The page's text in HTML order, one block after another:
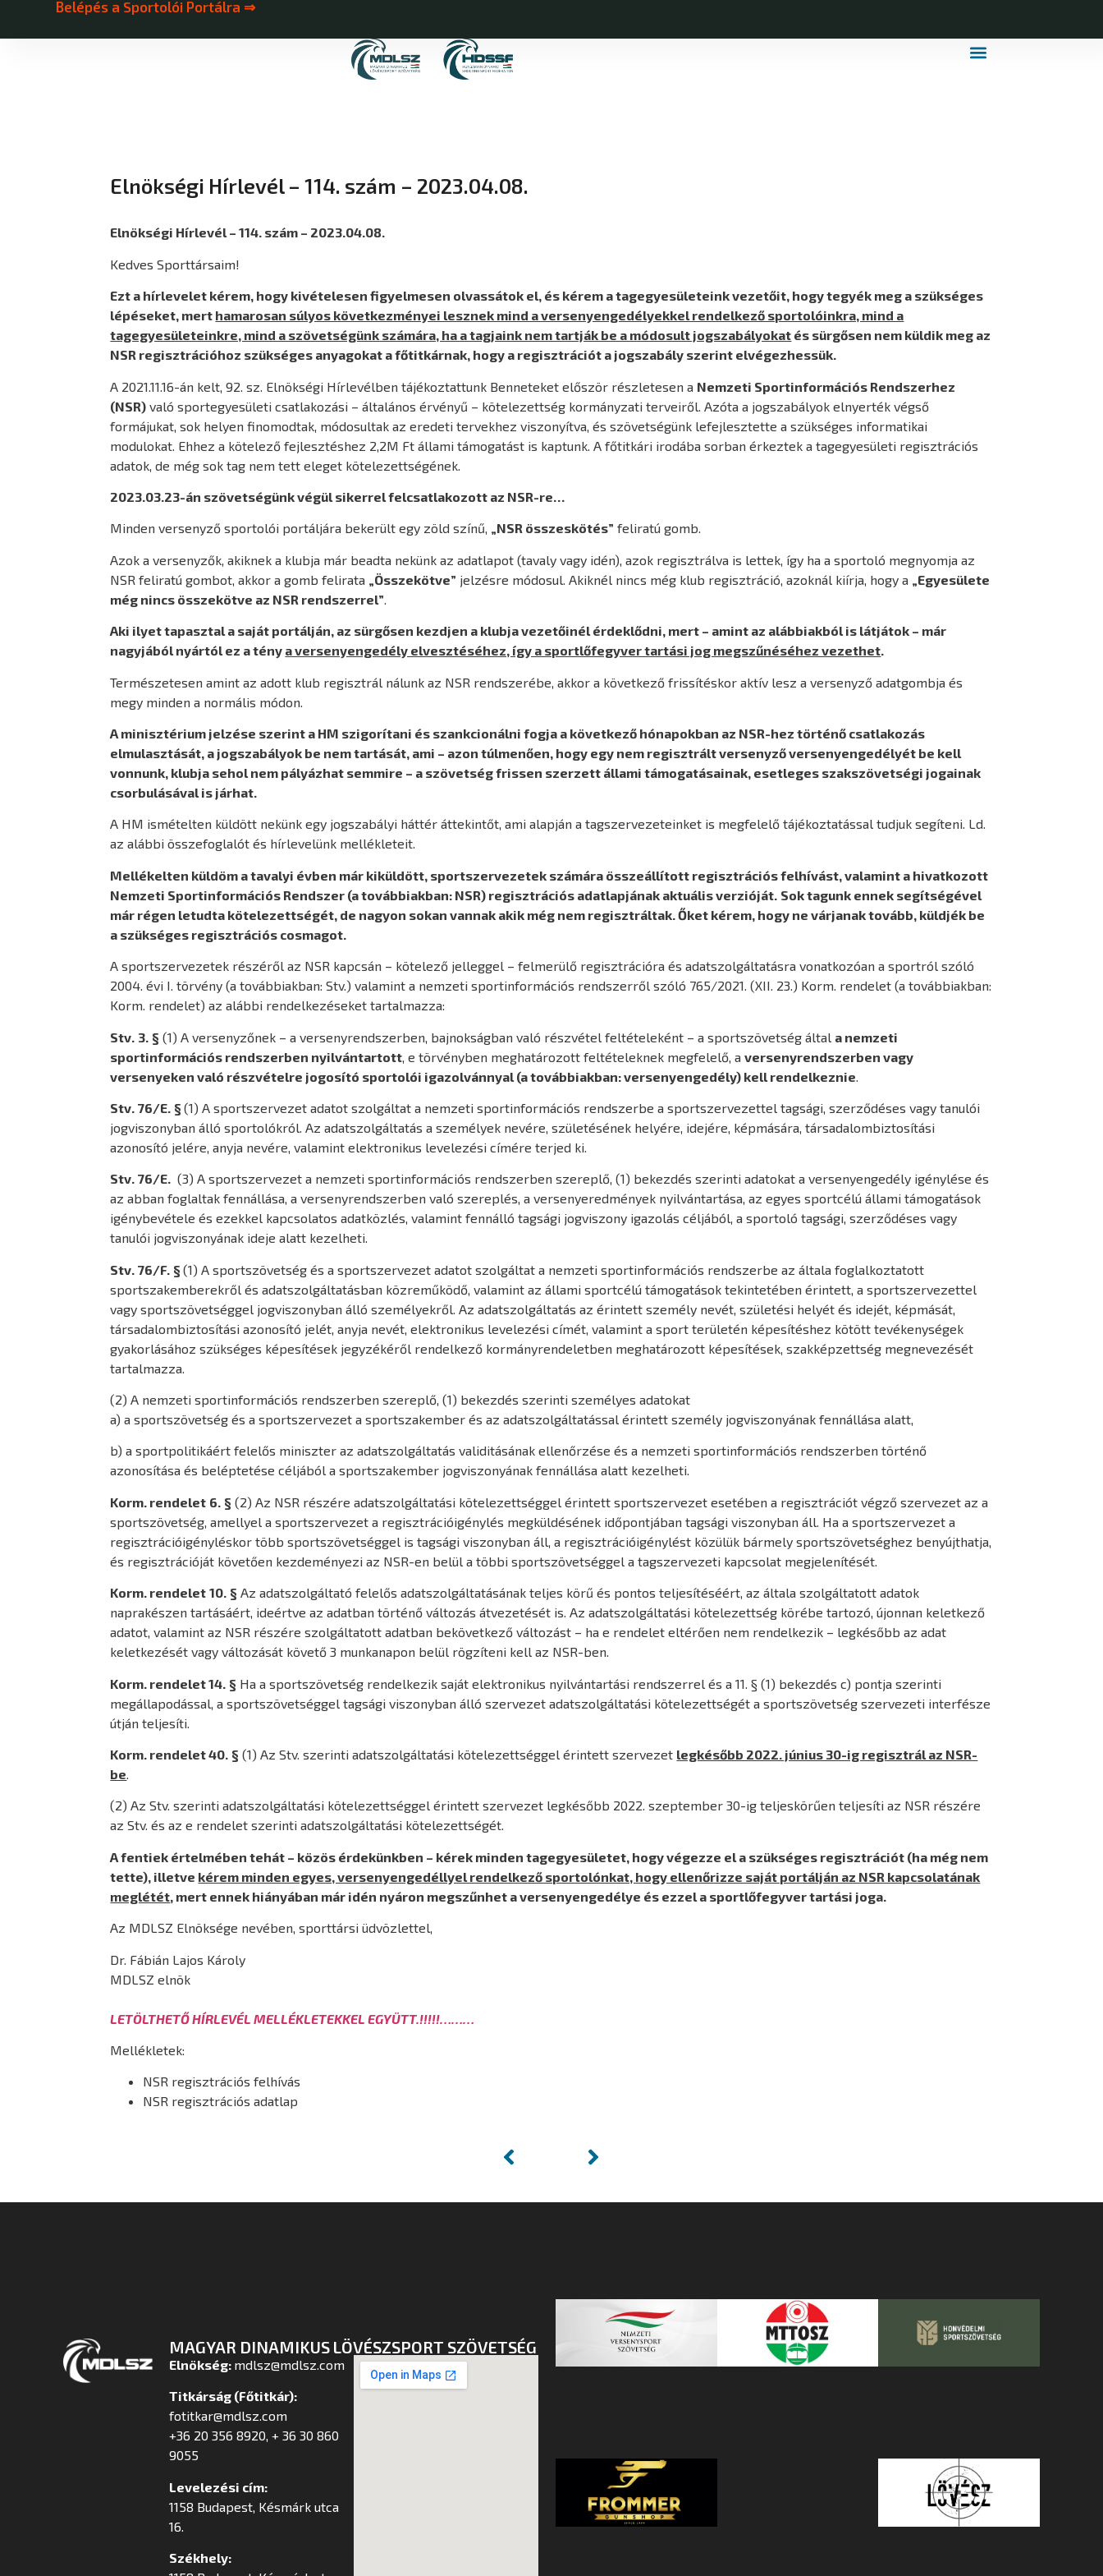
Belépés a Sportolói Portálra ⇒
Elnökségi Hírlevél – 114. szám – 2023.04.08.
Elnökségi Hírlevél – 114. szám – 2023.04.08.
Kedves Sporttársaim!
Ezt a hírlevelet kérem, hogy kivételesen figyelmesen olvassátok el, és kérem a tagegyesületeink vezetőit, hogy tegyék meg a szükséges
lépéseket, mert hamarosan súlyos következményei lesznek mind a versenyengedélyekkel rendelkező sportolóinkra, mind a
tagegyesületeinkre, mind a szövetségünk számára, ha a tagjaink nem tartják be a módosult jogszabályokat és sürgősen nem küldik meg az
NSR regisztrációhoz szükséges anyagokat a főtitkárnak, hogy a regisztrációt a jogszabály szerint elvégezhessük.
A 2021.11.16-án kelt, 92. sz. Elnökségi Hírlevélben tájékoztattunk Benneteket először részletesen a Nemzeti Sportinformációs Rendszerhez
(NSR) való sportegyesületi csatlakozási – általános érvényű – kötelezettség kormányzati terveiről. Azóta a jogszabályok elnyerték végső
formájukat, sok helyen finomodtak, módosultak az eredeti tervekhez viszonyítva, és szövetségünk lefejlesztette a szükséges informatikai
modulokat. Ehhez a kötelező fejlesztéshez 2,2M Ft állami támogatást is kaptunk. A főtitkári irodába sorban érkeztek a tagegyesületi regisztrációs
adatok, de még sok tag nem tett eleget kötelezettségének.
2023.03.23-án szövetségünk végül sikerrel felcsatlakozott az NSR-re…
Minden versenyző sportolói portáljára bekerült egy zöld színű, „NSR összeskötés” feliratú gomb.
Azok a versenyzők, akiknek a klubja már beadta nekünk az adatlapot (tavaly vagy idén), azok regisztrálva is lettek, így ha a sportoló megnyomja az
NSR feliratú gombot, akkor a gomb felirata
„Összekötve” jelzésre módosul. Akiknél nincs még klub regisztráció, azoknál kiírja, hogy a
„Egyesülete
még nincs összekötve az NSR rendszerrel”
Aki ilyet tapasztal a saját portálján, az sürgősen kezdjen a klubja vezetőinél érdeklődni, mert – amint az alábbiakból is látjátok – már
nagyjából nyártól ez a tény a versenyengedély elvesztéséhez, így a sportlőfegyver tartási jog megszűnéséhez vezethet.
Természetesen amint az adott klub regisztrál nálunk az NSR rendszerébe, akkor a következő frissítéskor aktív lesz a versenyző adatgombja és
megy minden a normális módon.
A minisztérium jelzése szerint a HM szigorítani és szankcionálni fogja a következő hónapokban az NSR-hez történő csatlakozás
elmulasztását, a jogszabályok be nem tartását, ami – azon túlmenően, hogy egy nem regisztrált versenyző versenyengedélyét be kell
vonnunk, klubja sehol nem pályázhat semmire – a szövetség frissen szerzett állami támogatásainak, esetleges szakszövetségi jogainak
csorbulásával is járhat.
A HM ismételten küldött nekünk egy jogszabályi háttér áttekintőt, ami alapján a tagszervezeteinket is megfelelő tájékoztatással tudjuk segíteni. Ld.
az alábbi összefoglalót és hírlevelünk mellékleteit.
Mellékelten küldöm a tavalyi évben már kiküldött, sportszervezetek számára összeállított regisztrációs felhívást, valamint a hivatkozott
Nemzeti Sportinformációs Rendszer (a továbbiakban: NSR) regisztrációs adatlapjának aktuális verzióját. Sok tagunk ennek segítségével
már régen letudta kötelezettségét, de nagyon sokan vannak akik még nem regisztráltak. Őket kérem, hogy ne várjanak tovább, küldjék be
a szükséges regisztrációs cosmagot.
A sportszervezetek részéről az NSR kapcsán – kötelező jelleggel – felmerülő regisztrációra és adatszolgáltatásra vonatkozóan a sportról szóló
2004. évi I. törvény (a továbbiakban: Stv.) valamint a nemzeti sportinformációs rendszerről szóló 765/2021. (XII. 23.) Korm. rendelet (a továbbiakban:
Korm. rendelet) az alábbi rendelkezéseket tartalmazza:
Stv. 3. § (1) A versenyzőnek – a versenyrendszerben, bajnokságban való részvétel feltételeként – a sportszövetség által a nemzeti
sportinformációs rendszerben nyilvántartott , e törvényben meghatározott feltételeknek megfelelő, aversenyrendszerben vagy
versenyeken való részvételre jogosító sportolói igazolvánnyal (a továbbiakban: versenyengedély) kell rendelkeznie
Stv. 76/E. §(1) A sportszervezet adatot szolgáltat a nemzeti sportinformációs rendszerbe a sportszervezettel tagsági, szerződéses vagy tanulói
jogviszonyban álló sportolókról. Az adatszolgáltatás a személyek nevére, születésének helyére, idejére, képmására, társadalombiztosítási
azonosító jelére, anyja nevére, valamint elektronikus levelezési címére terjed ki.
Stv. 76/E. (3) A sportszervezet a nemzeti sportinformációs rendszerben szereplő, (1) bekezdés szerinti adatokat a versenyengedély igénylése és
az abban foglaltak fennállása, a versenyrendszerben való szereplés, a versenyeredmények nyilvántartása, az egyes sportcélú állami támogatások
igénybevétele és ezekkel kapcsolatos adatközlés, valamint fennálló tagsági jogviszony igazolás céljából, a sportoló tagsági, szerződéses vagy
tanulói jogviszonyának ideje alatt kezelheti.
Stv. 76/F. §(1) A sportszövetség és a sportszervezet adatot szolgáltat a nemzeti sportinformációs rendszerbe az általa foglalkoztatott
sportszakemberekről és adatszolgáltatásban közreműködő, valamint az állami sportcélú támogatások tekintetében érintett, a sportszervezettel
vagy sportszövetséggel jogviszonyban álló személyekről. Az adatszolgáltatás az érintett személy nevét, születési helyét és idejét, képmását,
társadalombiztosítási azonosító jelét, anyja nevét, elektronikus levelezési címét, valamint a sport területén képesítéshez kötött tevékenységek
gyakorlásához szükséges képesítések jegyzékéről rendelkező kormányrendeletben meghatározott képesítések, szakképzettség megnevezését
tartalmazza.
(2) A nemzeti sportinformációs rendszerben szereplő, (1) bekezdés szerinti személyes adatokat
a) a sportszövetség és a sportszervezet a sportszakember és az adatszolgáltatással érintett személy jogviszonyának fennállása alatt,
b) a sportpolitikáért felelős miniszter az adatszolgáltatás validitásának ellenőrzése és a nemzeti sportinformációs rendszerben történő
azonosítása és beléptetése céljából a sportszakember jogviszonyának fennállása alatt kezelheti.
Korm. rendelet 6. § (2) Az NSR részére adatszolgáltatási kötelezettséggel érintett sportszervezet esetében a regisztrációt végző szervezet az a
sportszövetség, amellyel a sportszervezet a regisztrációigénylés megküldésének időpontjában tagsági viszonyban áll. Ha a sportszervezet a
regisztrációigényléskor több sportszövetséggel is tagsági viszonyban áll, a regisztrációigénylést közülük bármely sportszövetséghez benyújthatja,
és regisztrációját követően kezdeményezi az NSR-en belül a többi sportszövetséggel a tagszervezeti kapcsolat megjelenítését.
Korm. rendelet 10. § Az adatszolgáltató felelős adatszolgáltatásának teljes körű és pontos teljesítéséért, az általa szolgáltatott adatok
naprakészen tartásáért, ideértve az adatban történő változás átvezetését is. Az adatszolgáltatási kötelezettség körébe tartozó, újonnan keletkező
adatot, valamint az NSR részére szolgáltatott adatban bekövetkező változást – ha e rendelet eltérően nem rendelkezik – legkésőbb az adat
keletkezését vagy változását követő 3 munkanapon belül rögzíteni kell az NSR-ben.
Korm. rendelet 14. § Ha a sportszövetség rendelkezik saját elektronikus nyilvántartási rendszerrel és a 11. § (1) bekezdés c) pontja szerinti
megállapodással, a sportszövetséggel tagsági viszonyban álló szervezet adatszolgáltatási kötelezettségét a sportszövetség szervezeti interfésze
útján teljesíti.
Korm. rendelet 40. § (1) Az Stv. szerinti adatszolgáltatási kötelezettséggel érintett szervezet legkésőbb 2022. június 30-ig regisztrál az NSR-
be.
(2) Az Stv. szerinti adatszolgáltatási kötelezettséggel érintett szervezet legkésőbb 2022. szeptember 30-ig teljeskörűen teljesíti az NSR részére
az Stv. és az e rendelet szerinti adatszolgáltatási kötelezettségét.
A fentiek értelmében tehát – közös érdekünkben – kérek minden tagegyesületet, hogy végezze el a szükséges regisztrációt (ha még nem
tette), illetve kérem minden egyes, versenyengedéllyel rendelkező sportolónkat, hogy ellenőrizze saját portálján az NSR kapcsolatának
meglétét, mert ennek hiányában már idén nyáron megszűnhet a versenyengedélye és ezzel a sportlőfegyver tartási joga.
Az MDLSZ Elnöksége nevében, sporttársi üdvözlettel,
Dr. Fábián Lajos Károly
MDLSZ elnök
LETÖLTHETŐ HÍRLEVÉL MELLÉKLETEKKEL EGYÜTT.!!!!!………
Mellékletek:
NSR regisztrációs felhívás
NSR regisztrációs adatlap
MAGYAR DINAMIKUS LÖVÉSZSPORT SZÖVETSÉG
Elnökség: mdlsz@mdlsz.com
Titkárság (Főtitkár):
fotitkar@mdlsz.com
+36 20 356 8920, + 36 30 860
9055
Levelezési cím:
1158 Budapest, Késmárk utca
16.
Székhely: